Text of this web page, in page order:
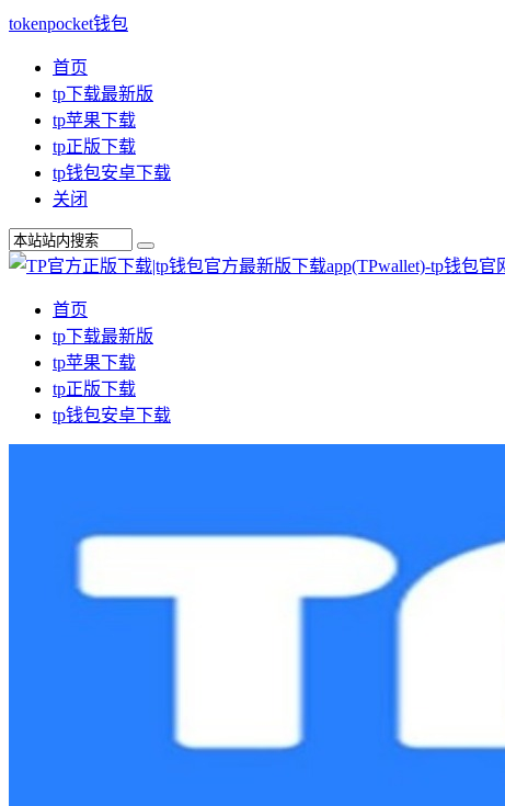
tokenpocket钱包
首页
tp下载最新版
tp苹果下载
tp正版下载
tp钱包安卓下载
关闭
首页
tp下载最新版
tp苹果下载
tp正版下载
tp钱包安卓下载